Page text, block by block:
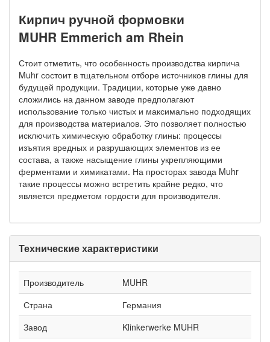
Кирпич ручной формовки
MUHR Emmerich am Rhein
Стоит отметить, что особенность производства кирпича
Muhr состоит в тщательном отборе источников глины для
будущей продукции. Традиции, которые уже давно
сложились на данном заводе предполагают
использование только чистых и максимально подходящих
для производства материалов. Это позволяет полностью
исключить химическую обработку глины: процессы
изъятия вредных и разрушающих элементов из ее
состава, а также насыщение глины укрепляющими
ферментами и химикатами. На просторах завода Muhr
такие процессы можно встретить крайне редко, что
является предметом гордости для производителя.
Технические характеристики
Производитель
MUHR
Страна
Германия
Завод
Klinkerwerke MUHR